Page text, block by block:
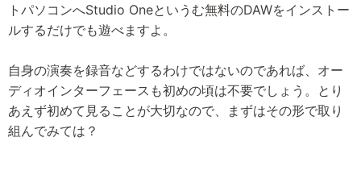
トパソコンへStudio Oneというむ無料のDAWをインストー
ルするだけでも遊べますよ。
自身の演奏を録音などするわけではないのであれば、オー
ディオインターフェースも初めの頃は不要でしょう。とり
あえず初めて見ることが大切なので、まずはその形で取り
組んでみては？